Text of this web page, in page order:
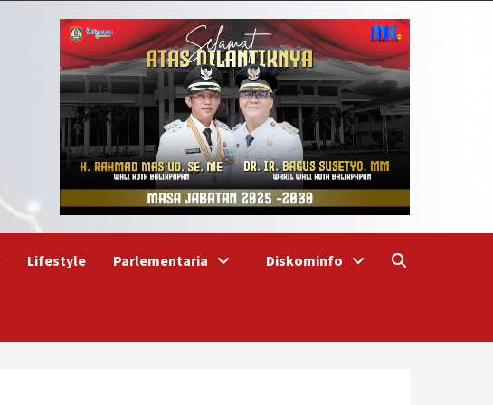
Lifestyle Parlementaria Diskominfo